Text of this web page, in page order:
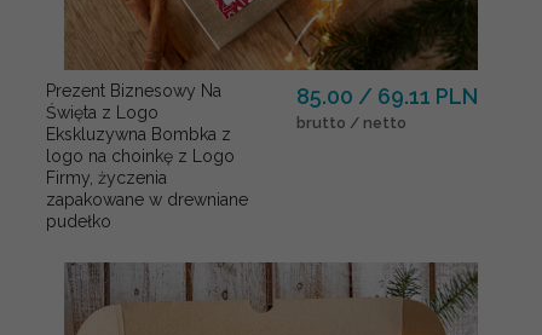
Prezent Biznesowy Na
Święta z Logo
Ekskluzywna Bombka z
logo na choinkę z Logo
Firmy, życzenia
zapakowane w drewniane
pudełko
85.00 / 69.11 PLN
brutto / netto